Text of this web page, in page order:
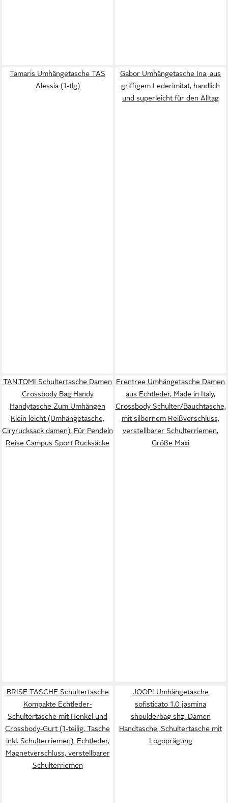
Tamaris Umhängetasche TAS
Alessia (1-tlg)
Gabor Umhängetasche Ina, aus
griffigem Lederimitat, handlich
und superleicht für den Alltag
TAN.TOMI Schultertasche Damen
Crossbody Bag Handy
Handytasche Zum Umhängen
Klein leicht (Umhängetasche,
Ciryrucksack damen), Für Pendeln
Reise Campus Sport Rucksäcke
Frentree Umhängetasche Damen
aus Echtleder, Made in Italy,
Crossbody Schulter/Bauchtasche,
mit silbernem Reißverschluss,
verstellbarer Schulterriemen,
Größe Maxi
BRISE TASCHE Schultertasche
Kompakte Echtleder-
Schultertasche mit Henkel und
Crossbody-Gurt (1-teilig, Tasche
inkl. Schulterriemen), Echtleder,
Magnetverschluss, verstellbarer
Schulterriemen
JOOP! Umhängetasche
sofisticato 1.0 jasmina
shoulderbag shz, Damen
Handtasche, Schultertasche mit
Logoprägung